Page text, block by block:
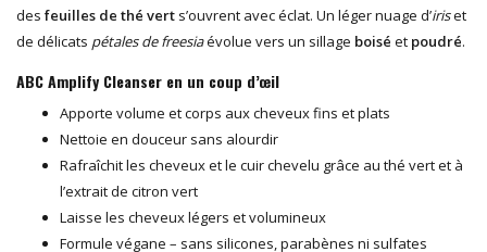
des feuilles de thé vert s’ouvrent avec éclat. Un léger nuage d’iriset
de délicats pétales de freesiaévolue vers un sillage boisé et poudré.
ABC Amplify Cleanser en un coup d’œil
Apporte volume et corps aux cheveux fins et plats
Nettoie en douceur sans alourdir
Rafraîchit les cheveux et le cuir chevelu grâce au thé vert et à
l’extrait de citron vert
Laisse les cheveux légers et volumineux
Formule végane – sans silicones, parabènes ni sulfates